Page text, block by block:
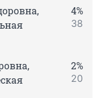
4%
38
2%
20